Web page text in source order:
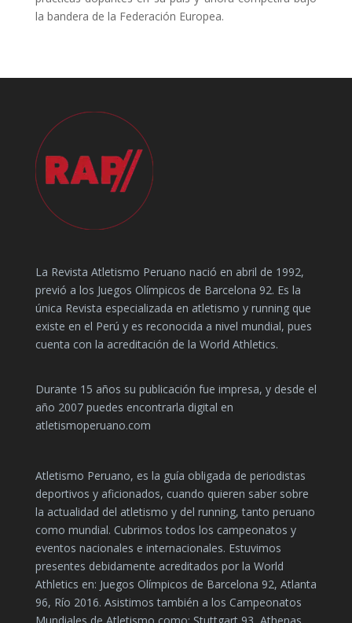
la bandera de la Federación Europea.
La Revista Atletismo Peruano nació en abril de 1992,
previó a los Juegos Olímpicos de Barcelona 92. Es la
única Revista especializada en atletismo y running que
existe en el Perú y es reconocida a nivel mundial, pues
cuenta con la acreditación de la World Athletics.
Durante 15 años su publicación fue impresa, y desde el
año 2007 puedes encontrarla digital en
atletismoperuano.com
Atletismo Peruano, es la guía obligada de periodistas
deportivos y aficionados, cuando quieren saber sobre
la actualidad del atletismo y del running, tanto peruano
como mundial. Cubrimos todos los campeonatos y
eventos nacionales e internacionales. Estuvimos
presentes debidamente acreditados por la World
Athletics en: Juegos Olímpicos de Barcelona 92, Atlanta
96, Río 2016. Asistimos también a los Campeonatos